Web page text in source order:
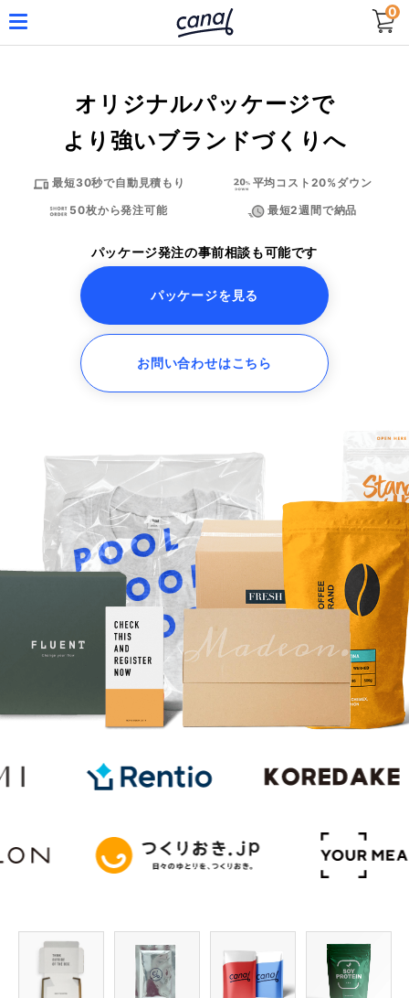
0
オリジナルパッケージで
より強いブランドづくりへ
最短30秒で自動見積もり 平均コスト 20%ダウン
50枚から発注可能 最短2週間で納品
パッケージ発注の事前相談も可能です
パッケージを見る
お問い合わせはこちら